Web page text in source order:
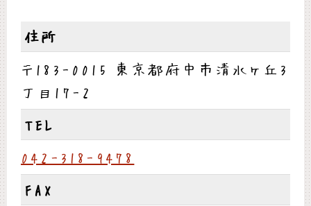
住所
〒183-0015 東京都府中市清水ヶ丘3
丁目17-2
TEL
042-318-9478
FAX